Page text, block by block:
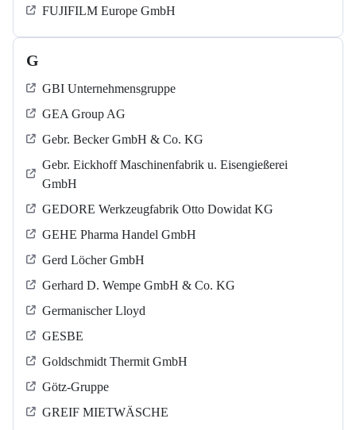
FUJIFILM Europe GmbH
G
GBI Unternehmensgruppe
GEA Group AG
Gebr. Becker GmbH & Co. KG
Gebr. Eickhoff Maschinenfabrik u. Eisengießerei
GmbH
GEDORE Werkzeugfabrik Otto Dowidat KG
GEHE Pharma Handel GmbH
Gerd Löcher GmbH
Gerhard D. Wempe GmbH & Co. KG
Germanischer Lloyd
GESBE
Goldschmidt Thermit GmbH
Götz-Gruppe
GREIF MIETWÄSCHE